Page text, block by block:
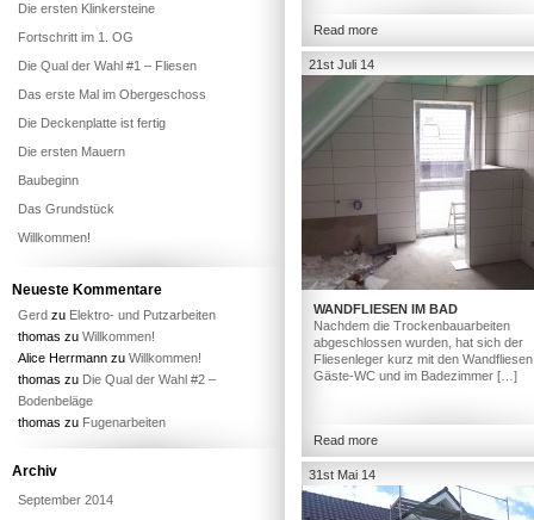
Read more
21st Juli 14
WANDFLIESEN IM BAD
Nachdem die Trockenbauarbeiten
abgeschlossen wurden, hat sich der
Fliesenleger kurz mit den
Gäste-WC und im Badezimmer […]
Read more
31st Mai 14
Die ersten Klinkersteine
Fortschritt im 1. OG
Die Qual der Wahl #1 – Fliesen
Das erste Mal im Obergeschoss
Die Deckenplatte ist fertig
Die ersten Mauern
Baubeginn
Das Grundstück
Willkommen!
Neueste Kommentare
Gerd zu Elektro- und Putzarbeiten
thomas zu Willkommen!
Alice Herrmann zu Willkommen!
thomas zu Die Qual der Wahl #2 –
Bodenbeläge
thomas zu Fugenarbeiten
Archiv
September 2014